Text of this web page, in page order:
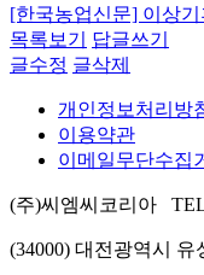
[한국농업신문] 이상기
목록보기
답글쓰기
글수정 글삭제
개인정보처리방
이용약관
이메일무단수집
(주)씨엠씨코리아 TEL
(34000) 대전광역시